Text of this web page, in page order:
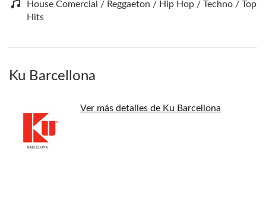
House Comercial / Reggaeton / Hip Hop / Techno / Top
Hits
Ku Barcellona
Ver más detalles de Ku Barcellona